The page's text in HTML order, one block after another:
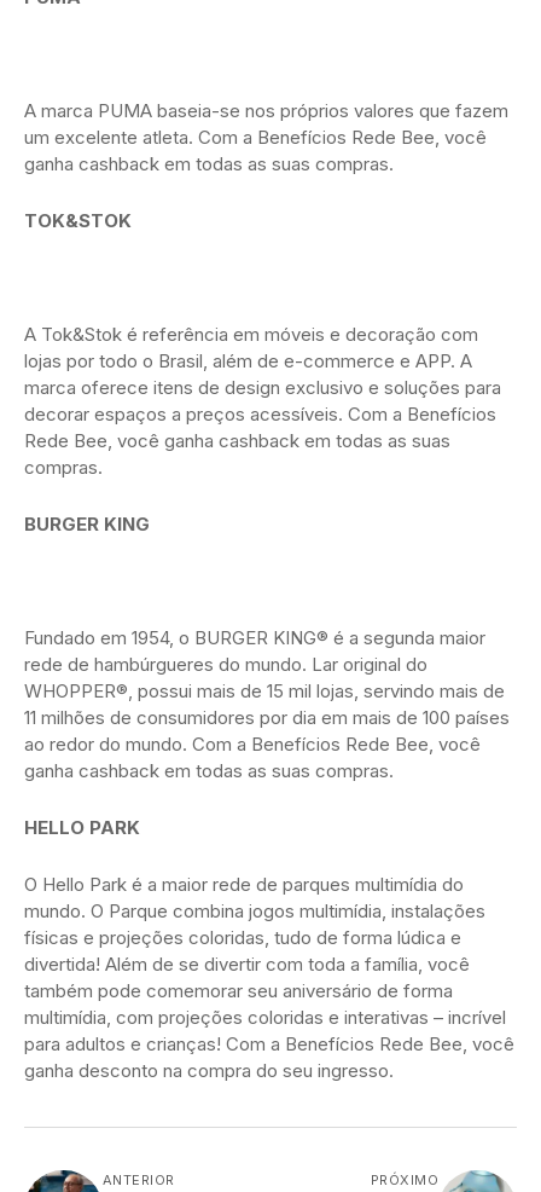
A marca PUMA baseia-se nos próprios valores que fazem
um excelente atleta. Com a Benefícios Rede Bee, você
ganha cashback em todas as suas compras.
TOK&STOK
A Tok&Stok é referência em móveis e decoração com
lojas por todo o Brasil, além de e-commerce e APP. A
marca oferece itens de design exclusivo e soluções para
decorar espaços a preços acessíveis. Com a Benefícios
Rede Bee, você ganha cashback em todas as suas
compras.
BURGER KING
Fundado em 1954, o BURGER KING® é a segunda maior
rede de hambúrgueres do mundo. Lar original do
WHOPPER®, possui mais de 15 mil lojas, servindo mais de
11 milhões de consumidores por dia em mais de 100 países
ao redor do mundo. Com a Benefícios Rede Bee, você
ganha cashback em todas as suas compras.
HELLO PARK
O Hello Park é a maior rede de parques multimídia do
mundo. O Parque combina jogos multimídia, instalações
físicas e projeções coloridas, tudo de forma lúdica e
divertida! Além de se divertir com toda a família, você
também pode comemorar seu aniversário de forma
multimídia, com projeções coloridas e interativas – incrível
para adultos e crianças! Com a Benefícios Rede Bee, você
ganha desconto na compra do seu ingresso.
ANTERIOR PRÓXIMO